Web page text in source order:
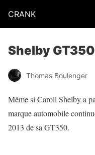
CRANK
Shelby
Thomas Boulenger
Même si Caroll Shelby a
marque automobile
2013 de sa GT350.